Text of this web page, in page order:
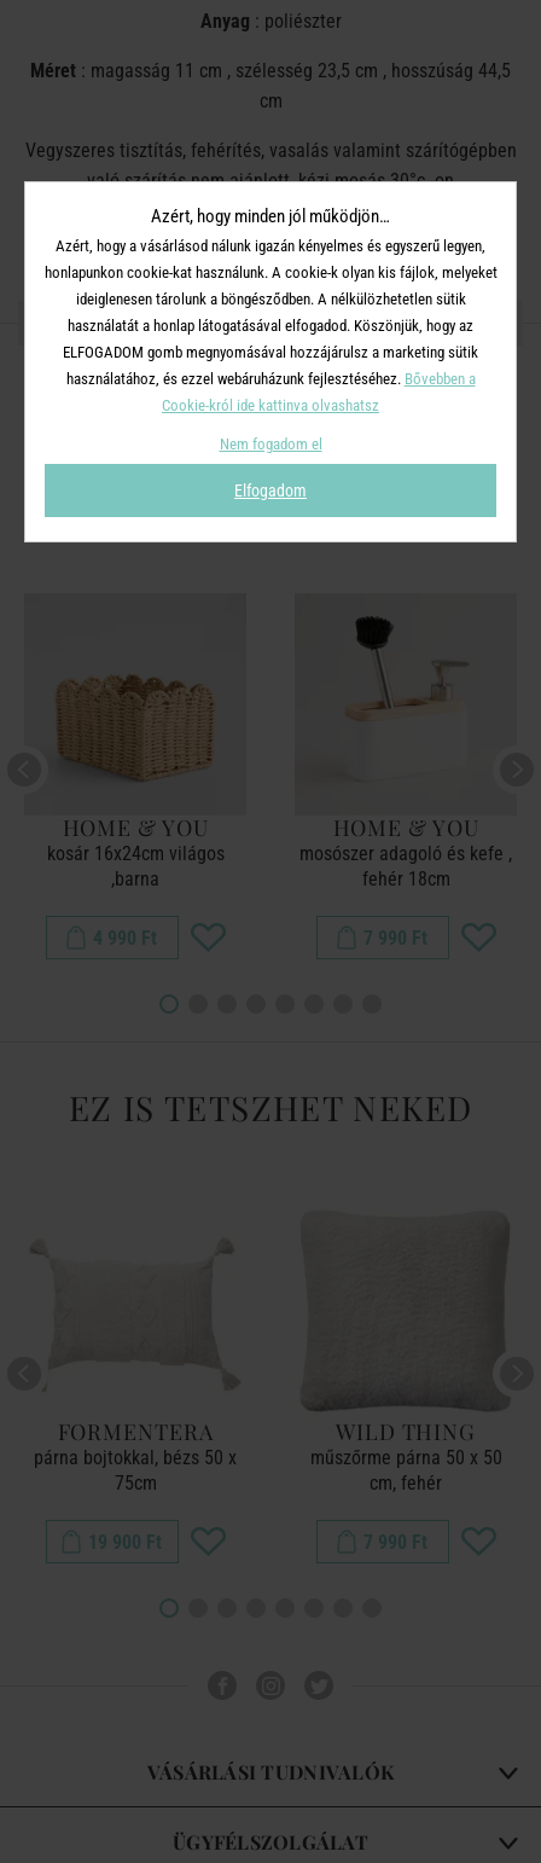
Anyag : poliészter
Méret : magasság 11 cm , szélesség 23,5 cm , hosszúság 44,5
cm
Vegyszeres tisztítás, fehérítés, vasalás valamint szárítógépben
való szárítás nem ajánlott, kézi mosás 30°c -on
OSZD MEG MÁSOKKAL!
A TERMÉKCSALÁD TOVÁBBI
TERMÉKEI
HOME & YOU
kosár 16x24cm világos
,barna
4 990 Ft
HOME & YOU
mosószer adagoló és kefe ,
fehér 18cm
7 990 Ft
EZ IS TETSZHET NEKED
FORMENTERA
párna bojtokkal, bézs 50 x
75cm
19 900 Ft
WILD THING
műszőrme párna 50 x 50
cm, fehér
7 990 Ft
VÁSÁRLÁSI TUDNIVALÓK
ÜGYFÉLSZOLGÁLAT
Azért, hogy minden jól működjön…
Azért, hogy a vásárlásod nálunk igazán kényelmes és egyszerű legyen,
honlapunkon cookie-kat használunk. A cookie-k olyan kis fájlok, melyeket
ideiglenesen tárolunk a böngésződben. A nélkülözhetetlen sütik
használatát a honlap látogatásával elfogadod. Köszönjük, hogy az
ELFOGADOM gomb megnyomásával hozzájárulsz a marketing sütik
használatához, és ezzel webáruházunk fejlesztéséhez. Bővebben a
Cookie-król ide kattinva olvashatsz
Nem fogadom el
Elfogadom